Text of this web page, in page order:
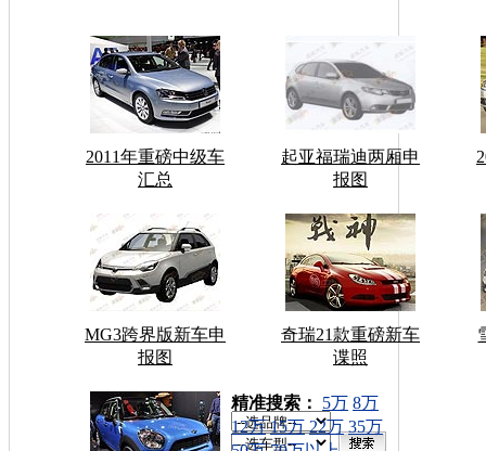
2011年重磅中级车
汇总
起亚福瑞迪两厢申
报图
MG3跨界版新车申
报图
奇瑞21款重磅新车
谍照
车型搜索：
精准搜索： 5万 8万
12万 15万 22万 35万